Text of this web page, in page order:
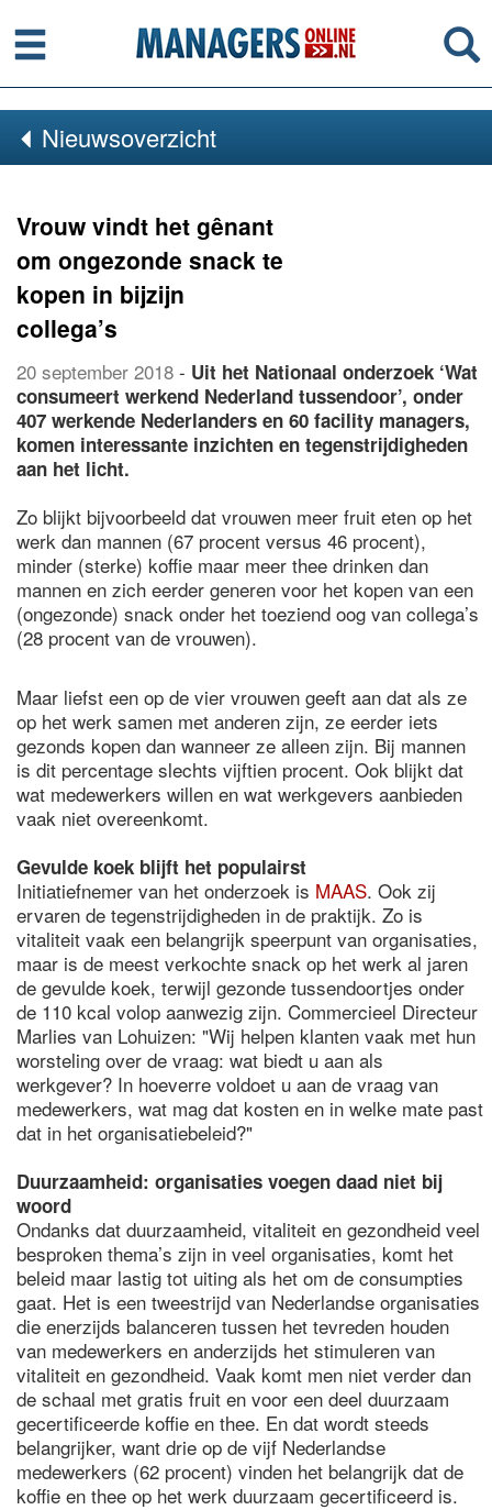
Menu
Nieuwsoverzicht
Vrouw vindt het gênant
om ongezonde snack te
kopen in bijzijn
collega’s
20 september 2018 - Uit het Nationaal onderzoek ‘Wat
consumeert werkend Nederland tussendoor’, onder
407 werkende Nederlanders en 60 facility managers,
komen interessante inzichten en tegenstrijdigheden
aan het licht.
Zo blijkt bijvoorbeeld dat vrouwen meer fruit eten op het
werk dan mannen (67 procent versus 46 procent),
minder (sterke) koffie maar meer thee drinken dan
mannen en zich eerder generen voor het kopen van een
(ongezonde) snack onder het toeziend oog van collega’s
(28 procent van de vrouwen).
Maar liefst een op de vier vrouwen geeft aan dat als ze
op het werk samen met anderen zijn, ze eerder iets
gezonds kopen dan wanneer ze alleen zijn. Bij mannen
is dit percentage slechts vijftien procent. Ook blijkt dat
wat medewerkers willen en wat werkgevers aanbieden
vaak niet overeenkomt.
Gevulde koek blijft het populairst
Initiatiefnemer van het onderzoek is MAAS. Ook zij
ervaren de tegenstrijdigheden in de praktijk. Zo is
vitaliteit vaak een belangrijk speerpunt van organisaties,
maar is de meest verkochte snack op het werk al jaren
de gevulde koek, terwijl gezonde tussendoortjes onder
de 110 kcal volop aanwezig zijn. Commercieel Directeur
Marlies van Lohuizen: "Wij helpen klanten vaak met hun
worsteling over de vraag: wat biedt u aan als
werkgever? In hoeverre voldoet u aan de vraag van
medewerkers, wat mag dat kosten en in welke mate past
dat in het organisatiebeleid?"
Duurzaamheid: organisaties voegen daad niet bij
woord
Ondanks dat duurzaamheid, vitaliteit en gezondheid veel
besproken thema’s zijn in veel organisaties, komt het
beleid maar lastig tot uiting als het om de consumpties
gaat. Het is een tweestrijd van Nederlandse organisaties
die enerzijds balanceren tussen het tevreden houden
van medewerkers en anderzijds het stimuleren van
vitaliteit en gezondheid. Vaak komt men niet verder dan
de schaal met gratis fruit en voor een deel duurzaam
gecertificeerde koffie en thee. En dat wordt steeds
belangrijker, want drie op de vijf Nederlandse
medewerkers (62 procent) vinden het belangrijk dat de
koffie en thee op het werk duurzaam gecertificeerd is.